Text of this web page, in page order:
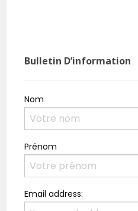
Bulletin D’information
Nom
Prénom
Email address: